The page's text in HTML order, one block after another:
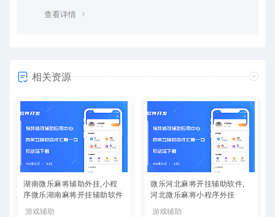
查看详情
相关资源
湖南微乐麻将辅助外挂,小程
序微乐湖南麻将开挂辅助软件
游戏辅助
微乐河北麻将开挂辅助软件,
河北微乐麻将小程序外挂
游戏辅助